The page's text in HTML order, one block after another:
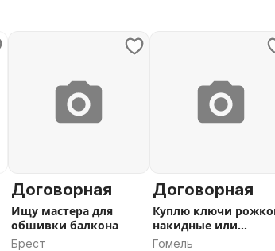
Договорная
Ищу мастера для
обшивки балкона
Брест
Договорная
Куплю ключи
накидные или
трещеточные
Гомель